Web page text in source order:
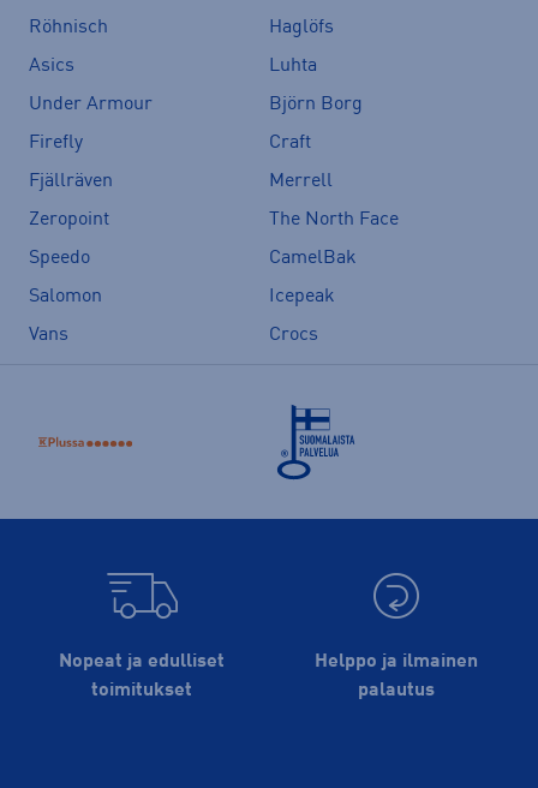
Röhnisch
Haglöfs
Asics
Luhta
Under Armour
Björn Borg
Firefly
Craft
Fjällräven
Merrell
Zeropoint
The North Face
Speedo
CamelBak
Salomon
Icepeak
Vans
Crocs
Nopeat ja edulliset
toimitukset
Helppo ja ilmainen
palautus